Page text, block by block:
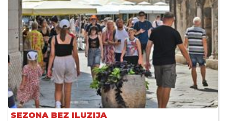
SEZONA BEZ ILUZIJA